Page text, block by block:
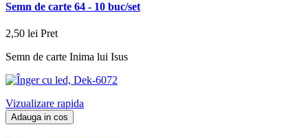
Semn de carte 64 - 10 buc/set
2,50 lei Pret
Semn de carte Inima lui Isus
Vizualizare rapida
Adauga in cos